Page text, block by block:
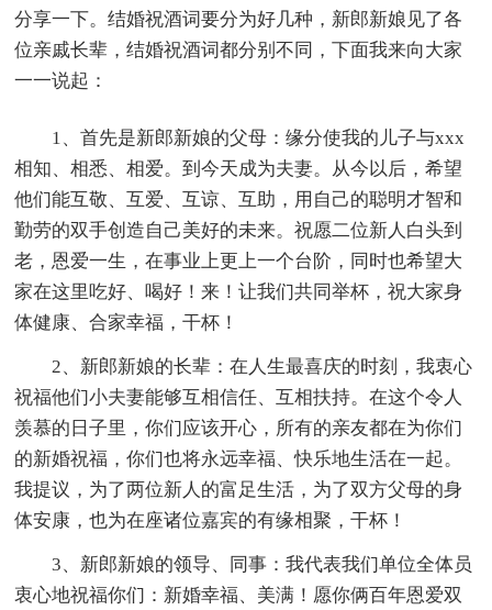
分享一下。结婚祝酒词要分为好几种，新郎新娘见了各
位亲戚长辈，结婚祝酒词都分别不同，下面我来向大家
一一说起：
1、首先是新郎新娘的父母：缘分使我的儿子与xxx
相知、相悉、相爱。到今天成为夫妻。从今以后，希望
他们能互敬、互爱、互谅、互助，用自己的聪明才智和
勤劳的双手创造自己美好的未来。祝愿二位新人白头到
老，恩爱一生，在事业上更上一个台阶，同时也希望大
家在这里吃好、喝好！来！让我们共同举杯，祝大家身
体健康、合家幸福，干杯！
2、新郎新娘的长辈：在人生最喜庆的时刻，我衷心
祝福他们小夫妻能够互相信任、互相扶持。在这个令人
羡慕的日子里，你们应该开心，所有的亲友都在为你们
的新婚祝福，你们也将永远幸福、快乐地生活在一起。
我提议，为了两位新人的富足生活，为了双方父母的身
体安康，也为在座诸位嘉宾的有缘相聚，干杯！
3、新郎新娘的领导、同事：我代表我们单位全体员
衷心地祝福你们：新婚幸福、美满！愿你俩百年恩爱双